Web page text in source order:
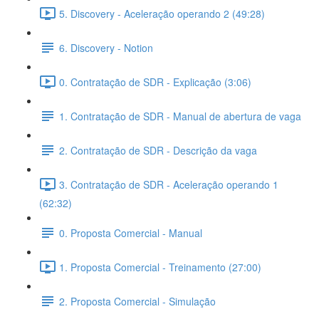
5. Discovery - Aceleração operando 2 (49:28)
6. Discovery - Notion
0. Contratação de SDR - Explicação (3:06)
1. Contratação de SDR - Manual de abertura de vaga
2. Contratação de SDR - Descrição da vaga
3. Contratação de SDR - Aceleração operando 1
(62:32)
0. Proposta Comercial - Manual
1. Proposta Comercial - Treinamento (27:00)
2. Proposta Comercial - Simulação